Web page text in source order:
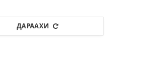
ДАРААХИ